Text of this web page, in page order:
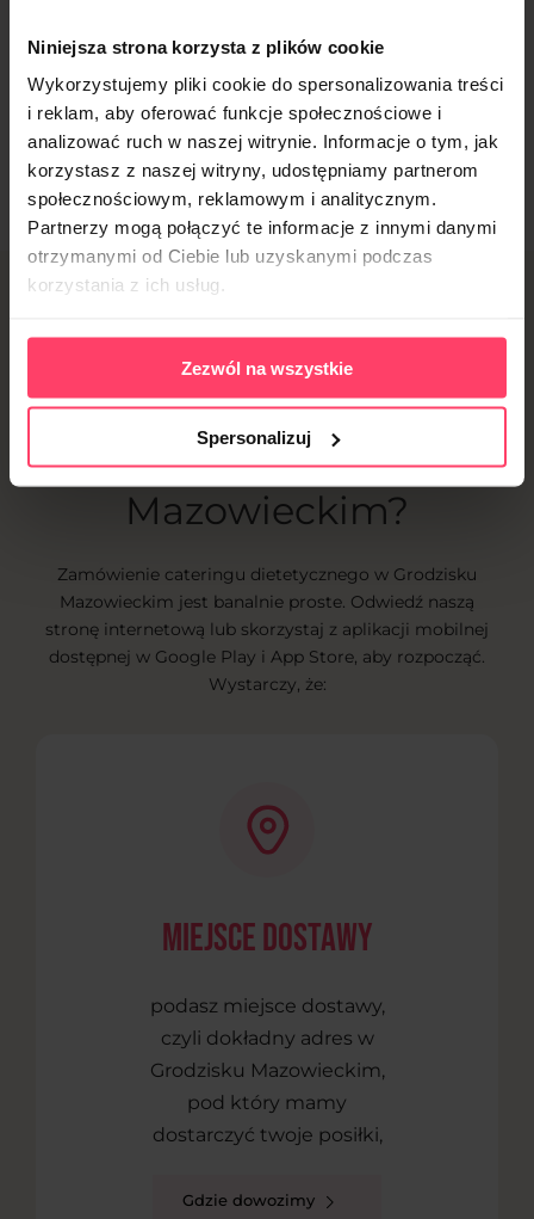
Niniejsza strona korzysta z plików cookie
Wykorzystujemy pliki cookie do spersonalizowania treści
i reklam, aby oferować funkcje społecznościowe i
analizować ruch w naszej witrynie. Informacje o tym, jak
korzystasz z naszej witryny, udostępniamy partnerom
społecznościowym, reklamowym i analitycznym.
Partnerzy mogą połączyć te informacje z innymi danymi
otrzymanymi od Ciebie lub uzyskanymi podczas
korzystania z ich usług.
Zezwól na wszystkie
Spersonalizuj
Sprawdzam
Jak zamówić catering
dietetyczny
w Grodzisku
Mazowieckim?
Zamówienie cateringu dietetycznego w Grodzisku
Mazowieckim jest banalnie proste. Odwiedź naszą
stronę internetową lub skorzystaj z aplikacji mobilnej
dostępnej w Google Play i App Store, aby rozpocząć.
Wystarczy, że:
Miejsce dostawy
podasz miejsce dostawy,
czyli dokładny adres w
Grodzisku Mazowieckim,
pod który mamy
dostarczyć twoje posiłki,
Gdzie dowozimy